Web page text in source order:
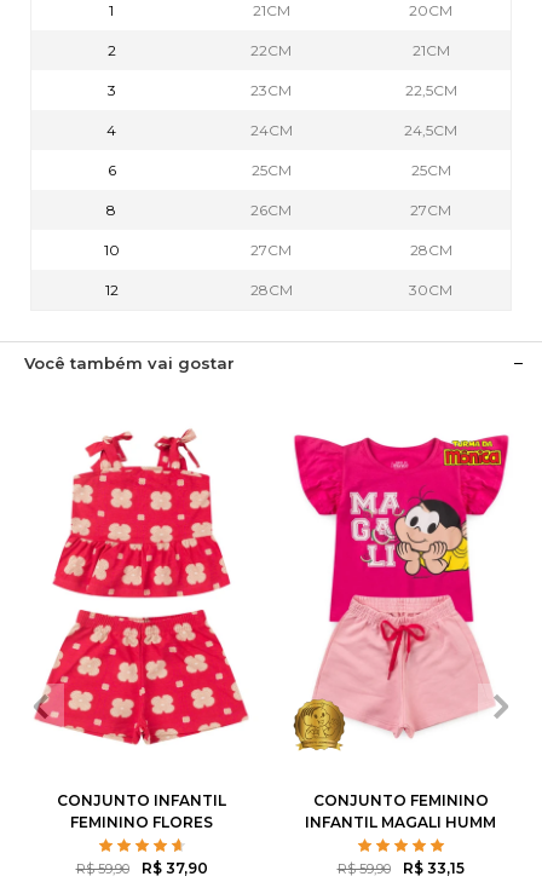
1 21CM 20CM
2 22CM 21CM
3 23CM 22,5CM
4 24CM 24,5CM
6 25CM 25CM
8 26CM 27CM
10 27CM 28CM
12 28CM 30CM
Você também vai gostar
2 3 8
CONJUNTO INFANTIL
FEMININO FLORES
ROTATIVAS
R$ 59,90 R$ 37,90
1 6
CONJUNTO FEMININO
INFANTIL MAGALI HUMM
AMO MELANCIA- TURMA
DA MÔNICA
R$ 59,90 R$ 33,15